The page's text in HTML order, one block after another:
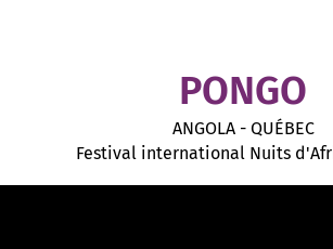
PONGO
ANGOLA - QUÉBEC
Festival international Nuits